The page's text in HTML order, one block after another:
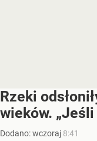
Rzeki
wieków.
Dodano:wczoraj 8:41